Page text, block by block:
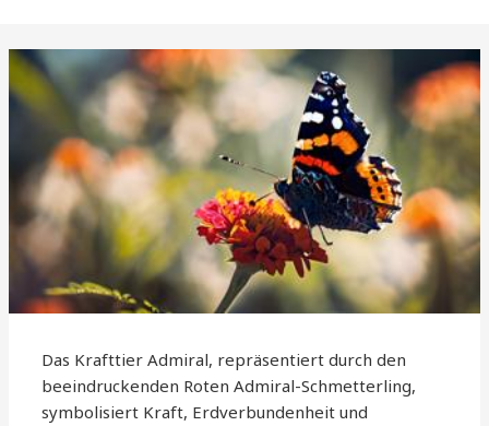
Das Krafttier Admiral, repräsentiert durch den
beeindruckenden Roten Admiral-Schmetterling,
symbolisiert Kraft, Erdverbundenheit und